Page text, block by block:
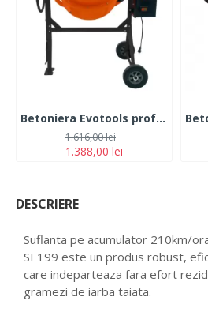
Betoniera Evotools profesionala , 800 W, 160 L, 32 RPM, 240 V, 37 cm diametru gura incarcare cuva, bi-material fonta si otel
1.388,00 lei
1.616,00 lei
DESCRIERE
Suflanta pe acumulator 210km/
SE199 este un produs robust,
care indeparteaza fara efort
gramezi de iarba taiata.